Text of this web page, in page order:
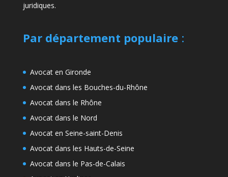
juridiques.
Par département populaire:
Avocat en Gironde
Avocat dans les Bouches-du-Rhône
Avocat dans le Rhône
Avocat dans le Nord
Avocat en Seine-saint-Denis
Avocat dans les Hauts-de-Seine
Avocat dans le Pas-de-Calais